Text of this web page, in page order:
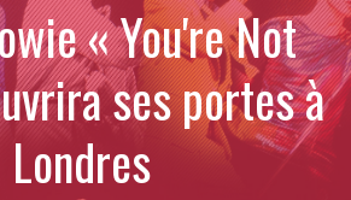
« You're Not
ses portes à
Londres